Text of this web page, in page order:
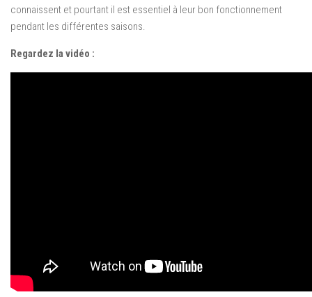
connaissent et pourtant il est essentiel à leur bon fonctionnement
pendant les différentes saisons.
Regardez la vidéo :